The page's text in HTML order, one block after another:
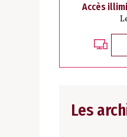
Accès
Les